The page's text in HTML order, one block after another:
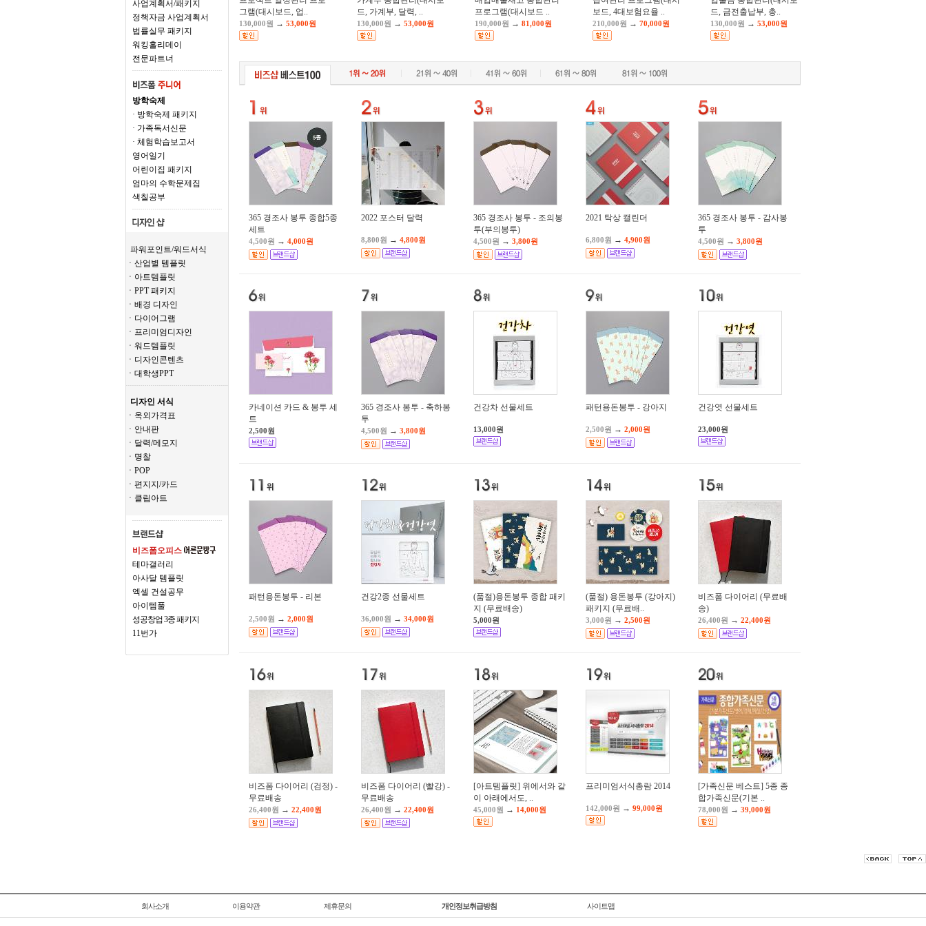
사업계획서/패키지
정책자금 사업계획서
법률실무 패키지
워킹홀리데이
전문파트너
방학숙제
· 방학숙제 패키지
· 가족독서신문
· 체험학습보고서
영어일기
어린이집 패키지
엄마의 수학문제집
색칠공부
파워포인트/워드서식
ㆍ산업별 템플릿
ㆍ아트템플릿
ㆍPPT 패키지
ㆍ배경 디자인
ㆍ다이어그램
ㆍ프리미엄디자인
ㆍ워드템플릿
ㆍ디자인콘텐츠
ㆍ대학생PPT
디자인 서식
ㆍ옥외가격표
ㆍ안내판
ㆍ달력/메모지
ㆍ명찰
ㆍPOP
ㆍ편지지/카드
ㆍ클립아트
비즈폼오피스
테마갤러리
아사달 템플릿
엑셀 건설공무
아이템풀
성공창업 3종 패키지
11번가
그램(대시보드, 업..
130,000원 → 53,000원
드, 가계부, 달력, ..
130,000원 → 53,000원
프로그램(대시보드 ..
190,000원 → 81,000원
보드, 4대보험요율 ..
210,000원 → 70,000원
드, 금전출납부, 총..
130,000원 → 53,000원
365 경조사 봉투 종합5종
세트
4,500원 → 4,000원
2022 포스터 달력
8,800원 → 4,800원
365 경조사 봉투 - 조의봉
투(부의봉투)
4,500원 → 3,800원
2021 탁상 캘린더
6,800원 → 4,900원
365 경조사 봉투 - 감사봉
투
4,500원 → 3,800원
카네이션 카드 & 봉투 세
트
2,500원
365 경조사 봉투 - 축하봉
투
4,500원 → 3,800원
건강차 선물세트
13,000원
패턴용돈봉투 - 강아지
2,500원 → 2,000원
건강엿 선물세트
23,000원
패턴용돈봉투 - 리본
2,500원 → 2,000원
건강2종 선물세트
36,000원 → 34,000원
(품절)용돈봉투 종합 패키
지 (무료배송)
5,000원
(품절) 용돈봉투 (강아지)
패키지 (무료배..
3,000원 → 2,500원
비즈폼 다이어리 (무료배
송)
26,400원 → 22,400원
비즈폼 다이어리 (검정) -
무료배송
26,400원 → 22,400원
비즈폼 다이어리 (빨강) -
무료배송
26,400원 → 22,400원
[아트템플릿] 위에서와 같
이 아래에서도, ..
45,000원 → 14,000원
프리미엄서식총람 2014
142,000원 → 99,000원
[가족신문 베스트] 5종 종
합가족신문(기본 ..
78,000원 → 39,000원
회사소개 이용약관 제휴문의 개인정보취급방침 사이트맵